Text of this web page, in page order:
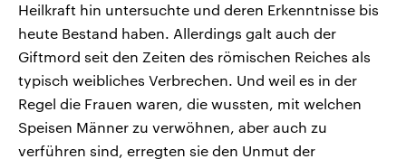
Heilkraft hin untersuchte und deren Erkenntnisse bis
heute Bestand haben. Allerdings galt auch der
Giftmord seit den Zeiten des römischen Reiches als
typisch weibliches Verbrechen. Und weil es in der
Regel die Frauen waren, die wussten, mit welchen
Speisen Männer zu verwöhnen, aber auch zu
verführen sind, erregten sie den Unmut der